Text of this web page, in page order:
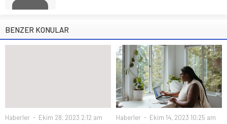
BENZER KONULAR
Haberler Ekim 28, 2023 2:12 am Haberler Ekim 14, 2023 10:25 am